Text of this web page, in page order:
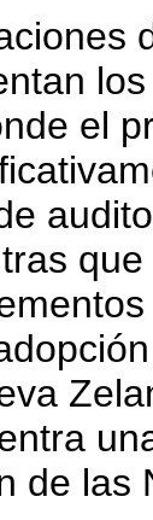
el
de las